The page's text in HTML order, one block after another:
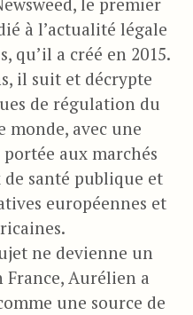
à l’actualité légale
qu’il a créé en 2015.
il suit et décrypte
de régulation du
monde, avec une
aux marchés
santé publique et
européennes et
ne devienne un
France, Aurélien a
une source de